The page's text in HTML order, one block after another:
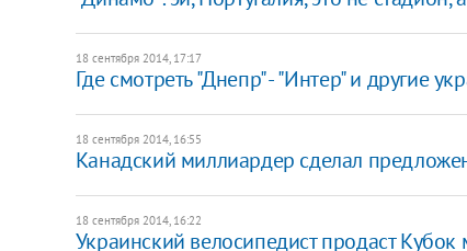
18 сентября 2014, 17:17
Где смотреть "Днепр" - "Интер" и другие
18 сентября 2014, 16:55
Канадский миллиардер сделал
18 сентября 2014, 16:22
Украинский велосипедист продаст